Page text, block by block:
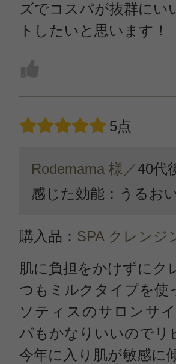
ズでコスパが抜群にい
トしたいと思います！
5点
Rodemama 様／40代
感じた効能：うるお
購入品： SPA クレンジ
肌に負担をかけずにク
つもミルクタイプを使
ソティスのサロンサ
パもかなりいいのでリ
今年に入り肌が敏感に